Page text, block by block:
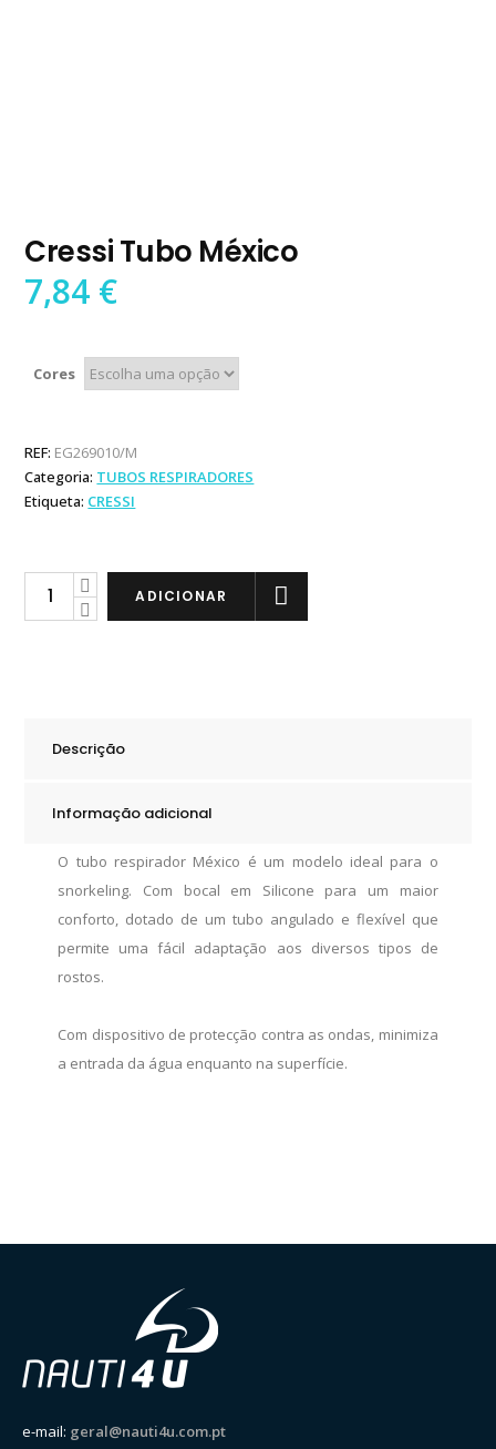
Cressi Tubo México
7,84 €
Cores
REF: EG269010/M
Categoria: TUBOS RESPIRADORES
Etiqueta: CRESSI
Cressi
ADICIONAR
Descrição
Informação adicional
O tubo respirador México é um modelo ideal para o
snorkeling. Com bocal em Silicone para um maior
conforto, dotado de um tubo angulado e flexível que
permite uma fácil adaptação aos diversos tipos de
rostos.
Com dispositivo de protecção contra as ondas, minimiza
a entrada da água enquanto na superfície.
e-mail: geral@nauti4u.com.pt